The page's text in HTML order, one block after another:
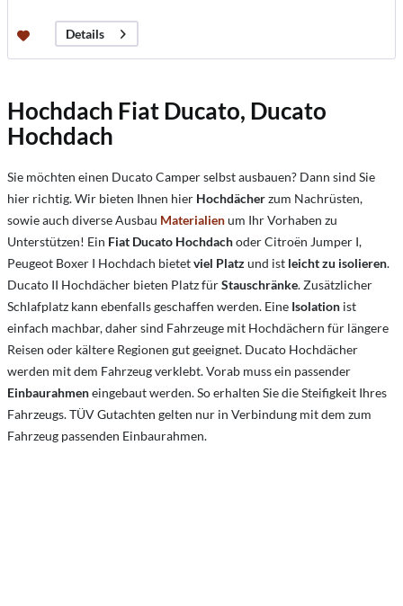
Details
Hochdach Fiat Ducato, Ducato
Hochdach
Sie möchten einen Ducato Camper selbst ausbauen? Dann sind Sie
hier richtig. Wir bieten Ihnen hier Hochdächerzum Nachrüsten,
sowie auch diverse Ausbau Materialienum Ihr Vorhaben zu
Unterstützen! Ein Fiat Ducato Hochdachoder Citroën Jumper I,
Peugeot Boxer I Hochdach bietetviel Platzund ist leicht zu isolieren.
Ducato II Hochdächer bieten Platz fürStauschränke. Zusätzlicher
Schlafplatz kann ebenfalls geschaffen werden. Eine Isolation ist
einfach machbar, daher sind Fahrzeuge mit Hochdächern für längere
Reisen oder kältere Regionen gut geeignet. Ducato Hochdächer
werden mit dem Fahrzeug verklebt. Vorab muss ein passender
Einbaurahmeneingebaut werden. So erhalten Sie die Steifigkeit Ihres
Fahrzeugs. TÜV Gutachten gelten nur in Verbindung mit dem zum
Fahrzeug passenden Einbaurahmen.